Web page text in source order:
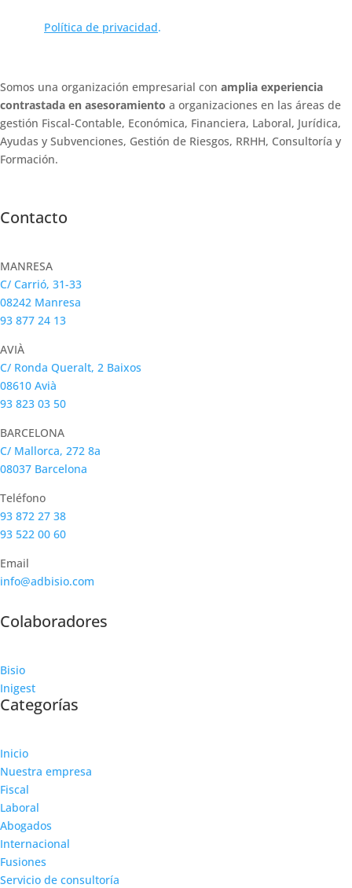
Política de privacidad.
Somos una organización empresarial con amplia experiencia
contrastada en asesoramiento a organizaciones en las áreas de
gestión Fiscal-Contable, Económica, Financiera, Laboral, Jurídica,
Ayudas y Subvenciones, Gestión de Riesgos, RRHH, Consultoría y
Formación.
Contacto
MANRESA
C/ Carrió, 31-33
08242 Manresa
93 877 24 13
AVIÀ
C/ Ronda Queralt, 2 Baixos
08610 Avià
93 823 03 50
BARCELONA
C/ Mallorca, 272 8a
08037 Barcelona
Teléfono
93 872 27 38
93 522 00 60
Email
info@adbisio.com
Colaboradores
Bisio
Inigest
Categorías
Inicio
Nuestra empresa
Fiscal
Laboral
Abogados
Internacional
Fusiones
Servicio de consultoría